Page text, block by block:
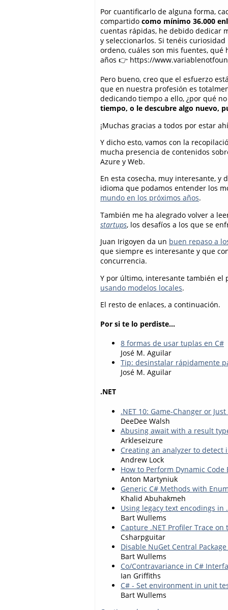
Por cuantificarlo de alguna forma,
compartido como mínimo 36.000
cuentas rápidas, he debido dedicar
y seleccionarlos. Si tenéis
ordeno, cuáles son mis fuentes, qué
años 👉 https://
Pero bueno, creo que el esfuerzo
que en nuestra profesión es
dedicando tiempo a ello, ¿por qué
tiempo, o le descubre algo nuevo,
¡Muchas gracias a todos por estar
Y dicho esto, vamos con la
mucha presencia de contenidos
Azure y Web.
En esta cosecha, muy interesante, y
idioma que podamos entender los
mundo en los próximos años.
También me ha alegrado volver a
startups, los desafíos a los que se
Juan Irigoyen da un buen repaso a
que siempre es interesante y que
concurrencia.
Y por último, interesante también
usando modelos locales.
El resto de enlaces, a continuación.
Por si te lo perdiste...
8 formas de usar tuplas en C#
José M. Aguilar
Tip: desinstalar rápidamente
José M. Aguilar
.NET
.NET 10: Game-Changer or
DeeDee Walsh
Abusing await with a result
Arkleseizure
Creating an analyzer to detect
Andrew Lock
How to Perform Dynamic
Anton Martyniuk
Generic C# Methods with
Khalid Abuhakmeh
Using legacy text encodings in
Bart Wullems
Capture .NET Profiler Trace
Csharpguitar
Disable NuGet Central
Bart Wullems
Co/Contravariance in C#
Ian Griffiths
C# - Set environment in unit
Bart Wullems